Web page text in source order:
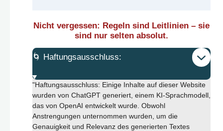
Nicht vergessen: Regeln sind Leitlinien – sie
sind nur selten absolut.
🌀 Haftungsausschluss:
"Haftungsausschluss: Einige Inhalte auf dieser Website
wurden von ChatGPT generiert, einem KI-Sprachmodell,
das von OpenAI entwickelt wurde. Obwohl
Anstrengungen unternommen wurden, um die
Genauigkeit und Relevanz des generierten Textes